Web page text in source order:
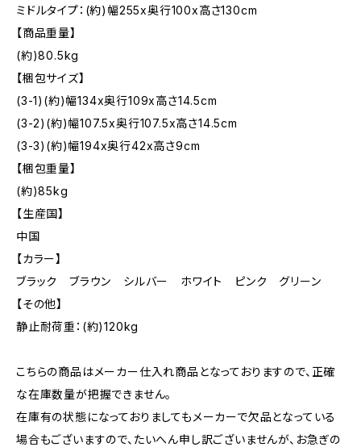
ミドルタイプ：(約)幅255x奥行100x高さ130cm
【商品重量】
(約)80.5kg
【梱包サイズ】
(3-1)(約)幅134x奥行109x高さ14.5cm
(3-2)(約)幅107.5x奥行107.5x高さ14.5cm
(3-3)(約)幅194x奥行42x高さ9cm
【梱包重量】
(約)85kg
【生産国】
中国
【カラー】
ブラック ブラウン シルバー ホワイト ピンク グリーン
【その他】
静止耐荷重：(約)120kg
こちらの商品はメーカー仕入れ商品となっておりますので、正確
な在庫数量が把握できません。
在庫有の状態になっておりましてもメーカーで欠品となっている
場合もございますので、たいへん申し訳ございませんが、お急ぎの